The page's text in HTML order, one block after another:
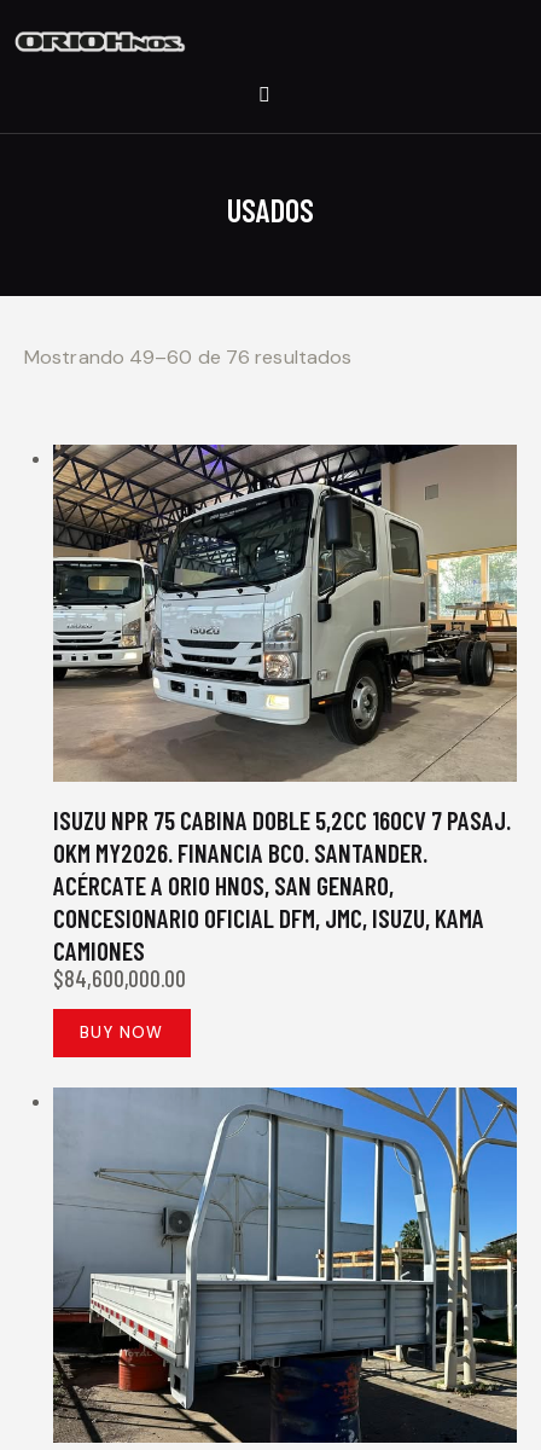
USADOS
Mostrando 49–60 de 76 resultados
ISUZU NPR 75 CABINA DOBLE 5,2CC 160CV 7 PASAJ.
0KM MY2026. FINANCIA BCO. SANTANDER.
ACÉRCATE A ORIO HNOS, SAN GENARO,
CONCESIONARIO OFICIAL DFM, JMC, ISUZU, KAMA
CAMIONES
$84,600,000.00
BUY NOW